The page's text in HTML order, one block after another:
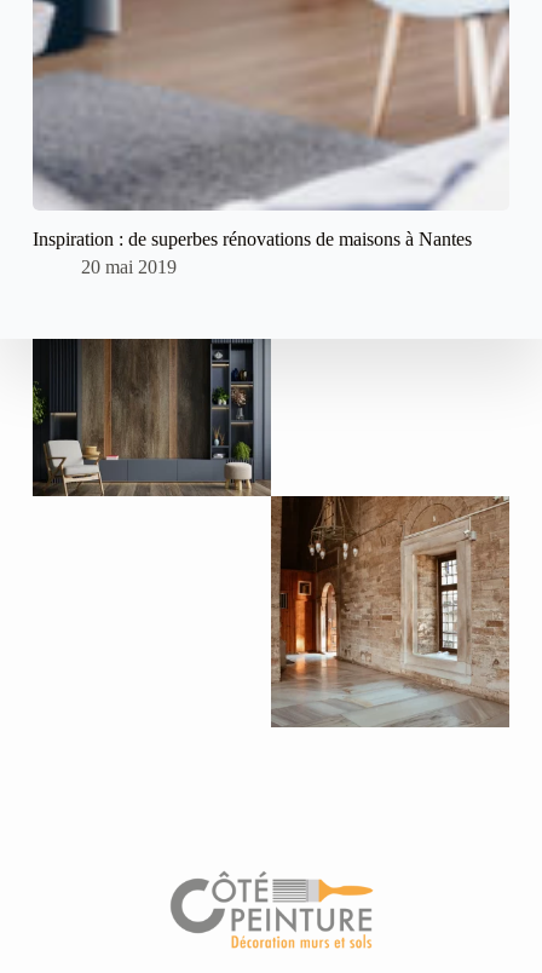
Inspiration : de superbes rénovations de maisons à Nantes
20 mai 2019